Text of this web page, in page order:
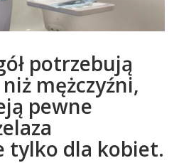
potrzebują
mężczyźni,
pewne
tylko dla kobiet.